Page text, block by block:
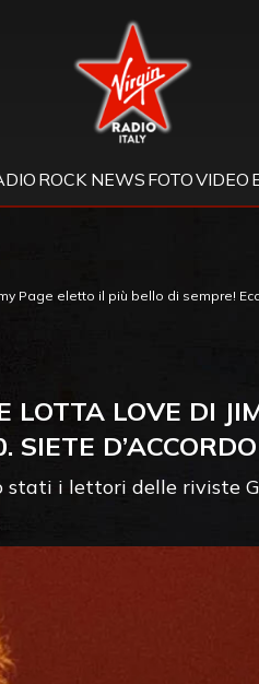
Virgin Radio
ROCK NEWS FOTOVIDEO
Page eletto il più bello di sempre!
LOTTA LOVE DI
SIETE
stati i lettori delle riviste